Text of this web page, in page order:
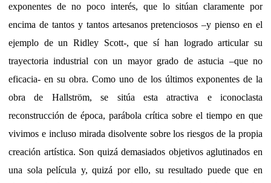
exponentes de no poco interés, que lo sitúan claramente por
encima de tantos y tantos artesanos pretenciosos –y pienso en el
ejemplo de un Ridley Scott-, que sí han logrado articular su
trayectoria industrial con un mayor grado de astucia –que no
eficacia- en su obra. Como uno de los últimos exponentes de la
obra de Hallström, se sitúa esta atractiva e iconoclasta
reconstrucción de época, parábola crítica sobre el tiempo en que
vivimos e incluso mirada disolvente sobre los riesgos de la propia
creación artística. Son quizá demasiados objetivos aglutinados en
una sola película y, quizá por ello, su resultado puede que en